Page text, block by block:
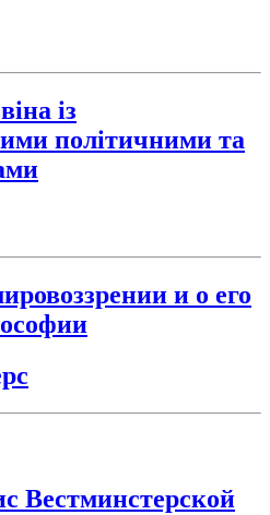
із
політичними та
и о его
Вестминстерской